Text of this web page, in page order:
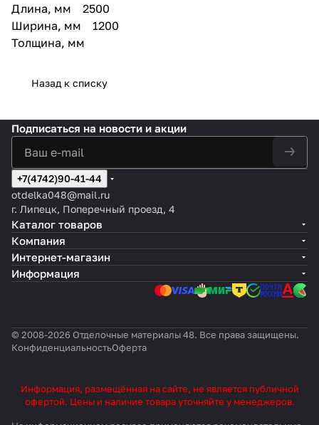
противогрибковым составом,
который предотвращает
появление плесени.
Длина, мм 2500
Ширина, мм 1200
Толщина, мм
Назад к списку
Подписаться на новости и акции
+7(4742)90-41-44
otdelka048@mail.ru
г. Липецк, Поперечный проезд, 4
Каталог товаров
Компания
Интернет-магазин
Информация
© 2008-2026 Отделочные материалы 48. Все права защищены.
КонфиденциальностьОферта
Информация, размещённая на сайте, не является публичной
офертой. Цены и наличие товара уточняйте у менеджеров.